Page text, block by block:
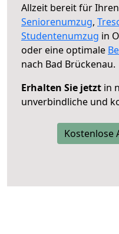
Allzeit bereit für Ihren
Seniorenumzug,
Studentenumzug in
oder eine optimale
nach Bad Brückenau.
Erhalten Sie jetzt in
unverbindliche und
Kostenlose